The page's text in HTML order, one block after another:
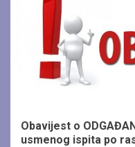
Obavijest o
usmenog ispita po